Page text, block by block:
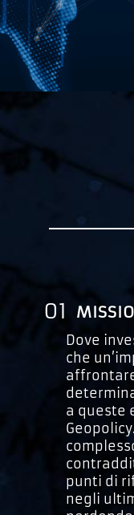
01
Dove
che
a queste
punti di
negli